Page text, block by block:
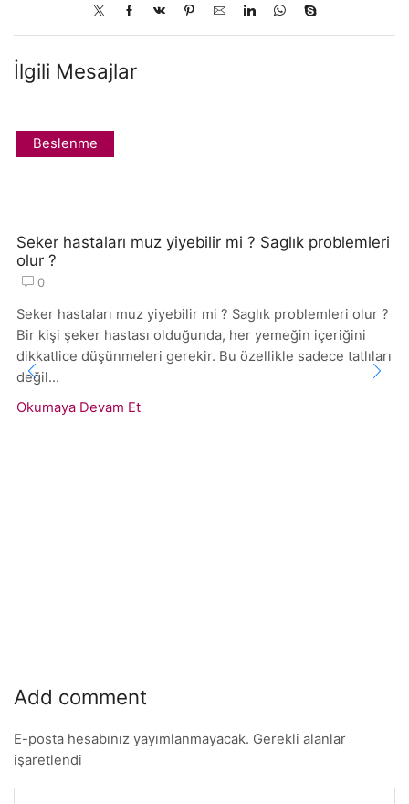
İlgili Mesajlar
Beslenme
Seker hastaları muz yiyebilir mi ? Saglık problemleri
olur ?
0
Seker hastaları muz yiyebilir mi ? Saglık problemleri olur ?
Bir kişi şeker hastası olduğunda, her yemeğin içeriğini
dikkatlice düşünmeleri gerekir. Bu özellikle sadece tatlıları
değil...
Okumaya Devam Et
Add comment
E-posta hesabınız yayımlanmayacak. Gerekli alanlar
işaretlendi